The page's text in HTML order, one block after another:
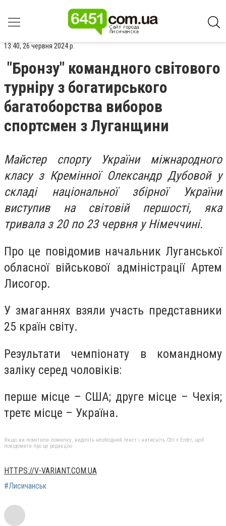
13:40, 26 червня 2024 р.
"Бронзу" командного світового
турніру з богатирського
багатоборства виборов
спортсмен з Луганщини
Майстер спорту України міжнародного
класу з Кремінної Олександр Дубовой у
складі національної збірної України
виступив на світовій першості, яка
тривала з 20 по 23 червня у Німеччині.
Про це повідомив начальник Луганської
обласної військової адміністрації Артем
Лисогор.
У змаганнях взяли участь представники
25 країн світу.
Результати чемпіонату в командному
заліку серед чоловіків:
перше місце – США; друге місце – Чехія;
третє місце – Україна.
Якщо ви помітили помилку, виділіть необхідний текст і натисніть Ctrl + Enter, щоб
повідомити про це редакцію
HTTPS://V-VARIANT.COM.UA
#Лисичанськ